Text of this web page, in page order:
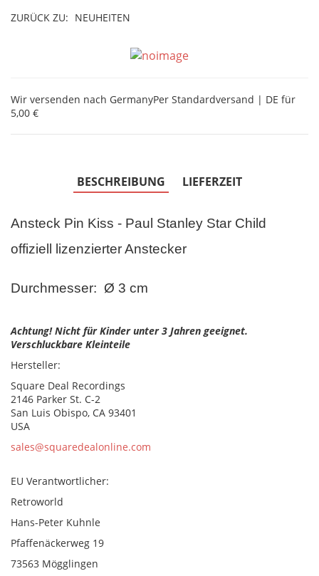
ZURÜCK ZU: NEUHEITEN
Wir versenden nach GermanyPer Standardversand | DE für
5,00 €
BESCHREIBUNG LIEFERZEIT
Ansteck Pin Kiss - Paul Stanley Star Child
offiziell lizenzierter Anstecker
Durchmesser: Ø 3 cm
Achtung! Nicht für Kinder unter 3 Jahren geeignet.
Verschluckbare Kleinteile
Hersteller:
Square Deal Recordings
2146 Parker St. C-2
San Luis Obispo, CA 93401
USA
sales@squaredealonline.com
EU Verantwortlicher:
Retroworld
Hans-Peter Kuhnle
Pfaffenäckerweg 19
73563 Mögglingen